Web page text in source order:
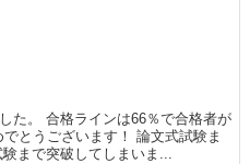
た。 合格ラインは66％で合格者が
とうございます！ 論文式試験ま
まで突破してしまいま...